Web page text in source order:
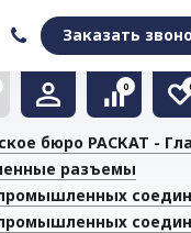
Заказать
Очистить список
0
Очистить
бюро РАСКАТ -
разъемы